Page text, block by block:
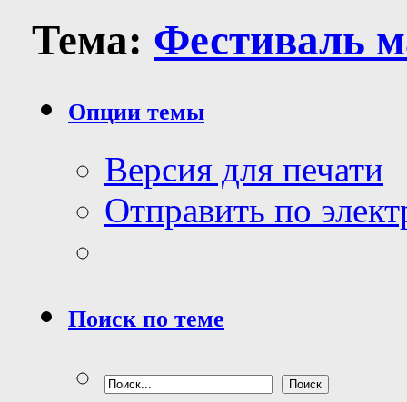
Тема: Фестиваль
Опции темы
Версия для печати
Отправить по
Поиск по теме